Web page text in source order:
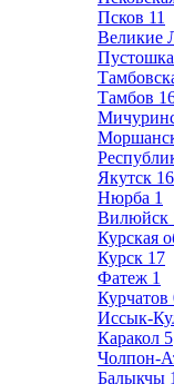
Псков 11
Великие
Пустошка
Тамбов
Якутск 16
Нюрба 1
Вилюйск
Курская
Курск 17
Фатеж 1
Курчатов
Иссык-
Каракол 5
Чолпон-
Балыкчы 1